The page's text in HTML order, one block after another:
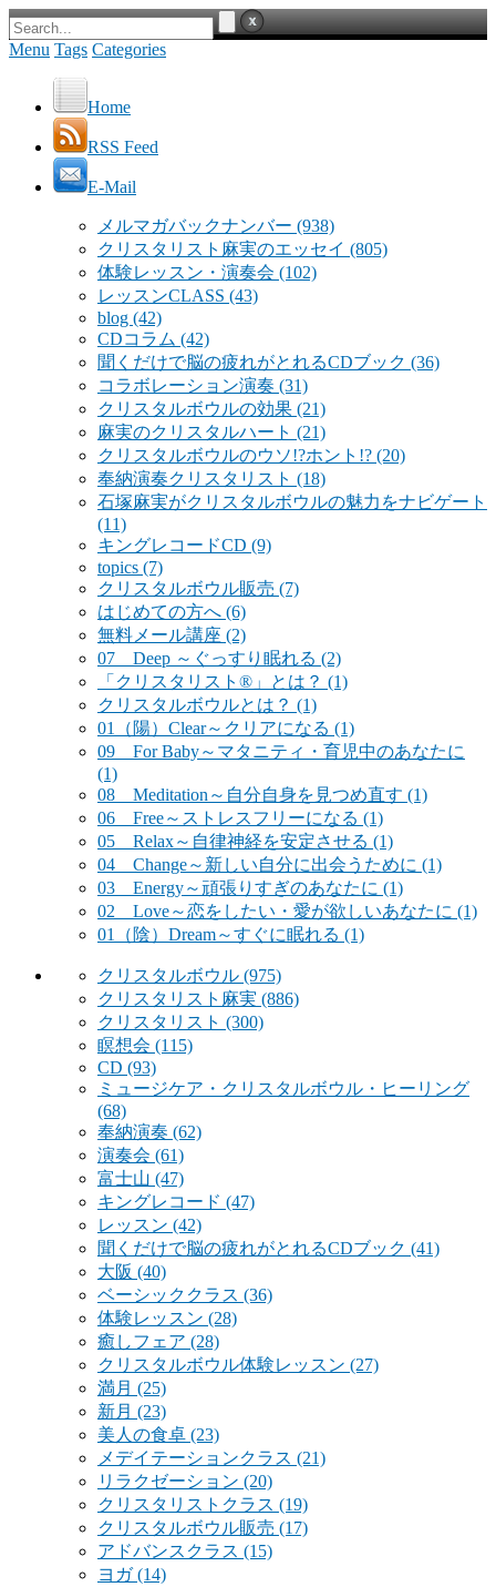
Menu Tags Categories
Home
RSS Feed
E-Mail
メルマガバックナンバー (938)
クリスタリスト麻実のエッセイ (805)
体験レッスン・演奏会 (102)
レッスンCLASS (43)
blog (42)
CDコラム (42)
聞くだけで脳の疲れがとれるCDブック (36)
コラボレーション演奏 (31)
クリスタルボウルの効果 (21)
麻実のクリスタルハート (21)
クリスタルボウルのウソ!?ホント!? (20)
奉納演奏クリスタリスト (18)
石塚麻実がクリスタルボウルの魅力をナビゲート
(11)
キングレコードCD (9)
topics (7)
クリスタルボウル販売 (7)
はじめての方へ (6)
無料メール講座 (2)
07 Deep ～ぐっすり眠れる (2)
「クリスタリスト®」とは？ (1)
クリスタルボウルとは？ (1)
01（陽）Clear～クリアになる (1)
09 For Baby～マタニティ・育児中のあなたに
(1)
08 Meditation～自分自身を見つめ直す (1)
06 Free～ストレスフリーになる (1)
05 Relax～自律神経を安定させる (1)
04 Change～新しい自分に出会うために (1)
03 Energy～頑張りすぎのあなたに (1)
02 Love～恋をしたい・愛が欲しいあなたに (1)
01（陰）Dream～すぐに眠れる (1)
クリスタルボウル (975)
クリスタリスト麻実 (886)
クリスタリスト (300)
瞑想会 (115)
CD (93)
ミュージケア・クリスタルボウル・ヒーリング
(68)
奉納演奏 (62)
演奏会 (61)
富士山 (47)
キングレコード (47)
レッスン (42)
聞くだけで脳の疲れがとれるCDブック (41)
大阪 (40)
ベーシッククラス (36)
体験レッスン (28)
癒しフェア (28)
クリスタルボウル体験レッスン (27)
満月 (25)
新月 (23)
美人の食卓 (23)
メデイテーションクラス (21)
リラクゼーション (20)
クリスタリストクラス (19)
クリスタルボウル販売 (17)
アドバンスクラス (15)
ヨガ(14)